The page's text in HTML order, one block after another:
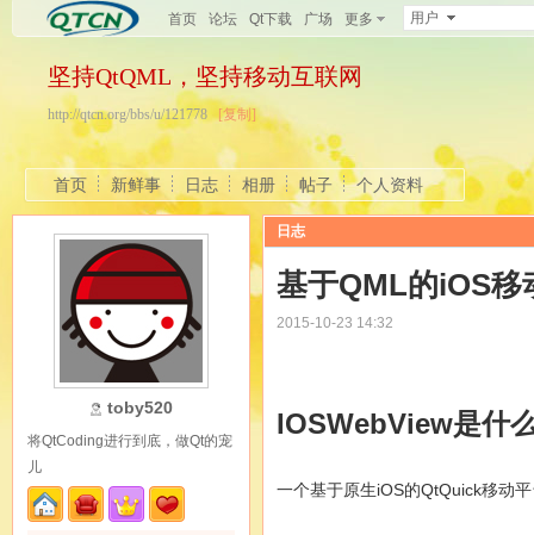
首页 论坛 Qt下载 广场 更多 用户
坚持QtQML，坚持移动互联网
http://qtcn.org/bbs/u/121778 [复制]
首页 新鲜事 日志 相册 帖子 个人资料
toby520
将QtCoding进行到底，做Qt的宠
儿
日志
基于QML的iOS移
2015-10-23 14:32
IOSWebView是什
一个基于原生iOS的QtQuick移动